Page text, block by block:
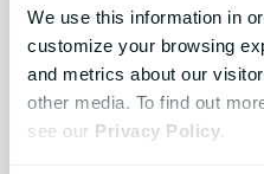
We use this information in
customize your browsing
and metrics about our
other media. To find out
see our Privacy Policy.